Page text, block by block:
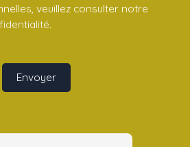
veuillez consulter notre
.
Envoyer